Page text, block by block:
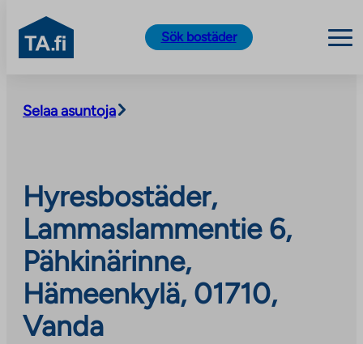
content
TA.fi
Sök bostäder
Selaa asuntoja
Hyresbostäder,
Lammaslammentie 6,
Pähkinärinne,
Hämeenkylä, 01710,
Vanda